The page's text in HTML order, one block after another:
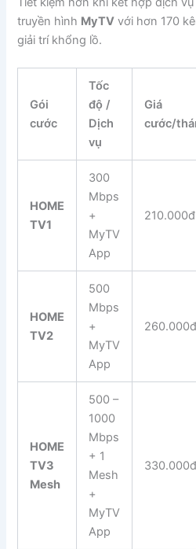
truyền hình MyTV với hơn 170
giải trí khổng lồ.
Gói
cước
Tốc
độ /
Dịch
vụ
Giá
cước/
HOME
TV1
300
Mbps
+
MyTV
App
210.000đ
HOME
TV2
500
Mbps
+
MyTV
App
260.000đ
HOME
TV3
Mesh
500 –
1000
Mbps
+ 1
Mesh
+
MyTV
App
330.000đ